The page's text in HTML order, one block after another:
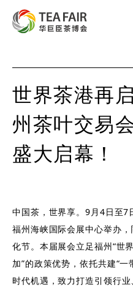
世界茶港再
州茶叶交易
盛大启幕！
中国茶，世界享。9月4日至7
福州海峡国际会展中心举办
化节。本届展会立足福州“世
加”的政策优势，依托共建“
时代机遇，致力打造引领行业